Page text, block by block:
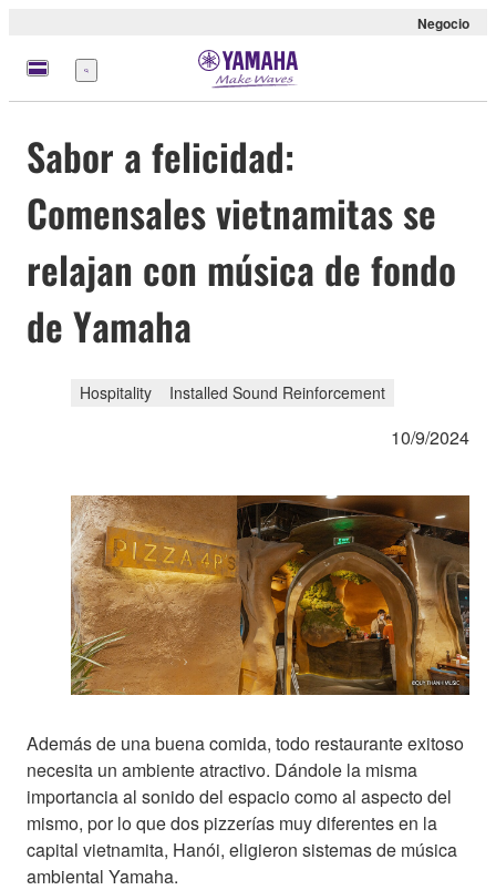
Negocio
Menú
Sabor a felicidad:
Comensales vietnamitas se
relajan con música de fondo
de Yamaha
Hospitality Installed Sound Reinforcement
10/9/2024
Además de una buena comida, todo restaurante exitoso
necesita un ambiente atractivo. Dándole la misma
importancia al sonido del espacio como al aspecto del
mismo, por lo que dos pizzerías muy diferentes en la
capital vietnamita, Hanói, eligieron sistemas de música
ambiental Yamaha.